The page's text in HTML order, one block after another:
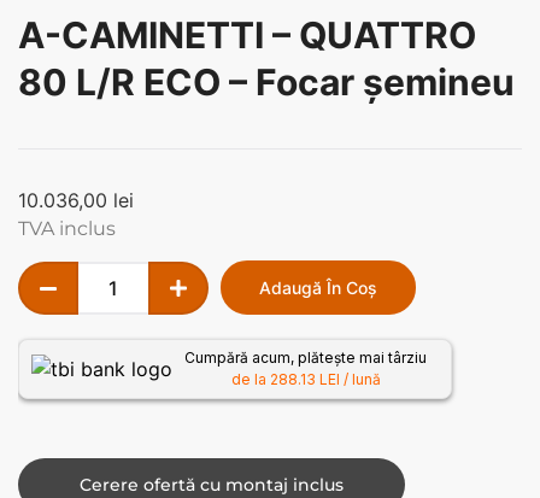
A-CAMINETTI – QUATTRO
80 L/R ECO – Focar șemineu
10.036,00 lei
TVA inclus
Adaugă În Coș
Cumpără acum, plătește mai târziu
de la 288.13 LEI / lună
Cerere ofertă cu montaj inclus